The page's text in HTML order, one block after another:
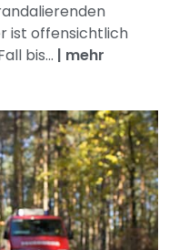
ist offensichtlich
bis... | mehr